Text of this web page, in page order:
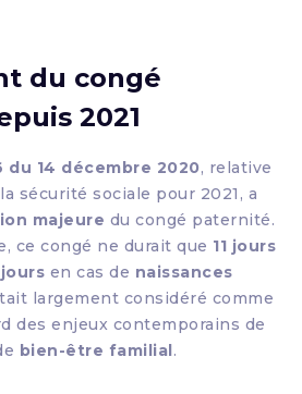
du congé
2021
du 14 décembre 2020, relative
sécurité sociale pour 2021, a
majeure du congé paternité.
ce congé ne durait que 11 jours
jours en cas de naissances
largement considéré comme
des enjeux contemporains de
bien-être familial.